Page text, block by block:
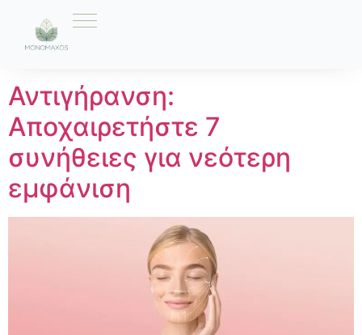
Ετικέτα:
Αντιγήρανση:
Αποχαιρετήστε 7
συνήθειες για νεότερη
εμφάνιση